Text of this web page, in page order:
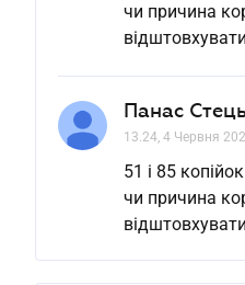
чи причина
Панас
13.24, 4 Червня
51 і 85
чи причина